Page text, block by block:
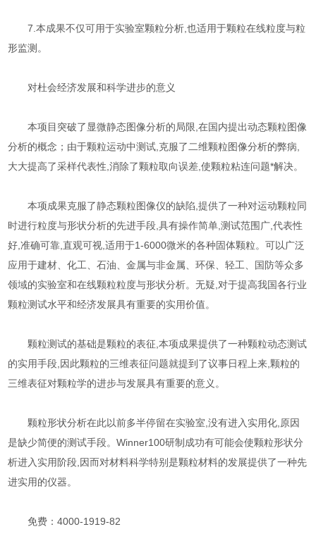
7.本成果不仅可用于实验室颗粒分析,也适用于颗粒在线粒度与粒
形监测。
对杜会经济发展和科学进步的意义
本项目突破了显微静态图像分析的局限,在国内提出动态颗粒图像
分析的概念；由于颗粒运动中测试,克服了二维颗粒图像分析的弊病,
大大提高了采样代表性,消除了颗粒取向误差,使颗粒粘连问题*解决。
本项成果克服了静态颗粒图像仪的缺陷,提供了一种对运动颗粒同
时进行粒度与形状分析的先进手段,具有操作简单,测试范围广,代表性
好,准确可靠,直观可视,适用于1-6000微米的各种固体颗粒。可以广泛
应用于建材、化工、石油、金属与非金属、环保、轻工、国防等众多
领域的实验室和在线颗粒粒度与形状分析。无疑,对于提高我国各行业
颗粒测试水平和经济发展具有重要的实用价值。
颗粒测试的基础是颗粒的表征,本项成果提供了一种颗粒动态测试
的实用手段,因此颗粒的三维表征问题就提到了议事日程上来,颗粒的
三维表征对颗粒学的进步与发展具有重要的意义。
颗粒形状分析在此以前多半停留在实验室,没有进入实用化,原因
是缺少简便的测试手段。Winner100研制成功有可能会使颗粒形状分
析进入实用阶段,因而对材料科学特别是颗粒材料的发展提供了一种先
进实用的仪器。
免费：4000-1919-82